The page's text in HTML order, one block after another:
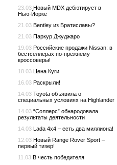
23.03 Новый MDX дебютирует в
Нью-Йорке
21.03 Bentley из Братиславы?
21.03 Паркур Джуджаро
19.03 Российские продажи Nissan: в
бестселлерах по-прежнему
кроссоверы!
18.03 Цена Куги
16.03 Раскрыли!
14.03 Toyota объявила о
специальных условиях на Highlander
14.03 “Соллерс” обнародовала
результаты деятельности
14.03 Lada 4x4 – есть два миллиона!
12.03 Новый Range Rover Sport –
первый тизер!
11.03 В честь победителя